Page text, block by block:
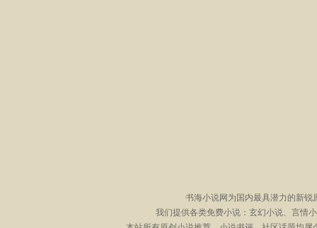
书海小说网为国内最具潜力的新
我们提供各类免费小说：玄幻小说、言情